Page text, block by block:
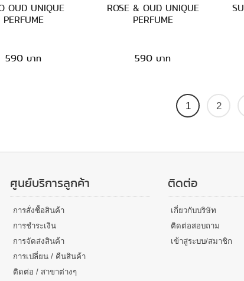
OUD UNIQUE
PERFUME
590
ROSE & OUD UNIQUE
PERFUME
590
1 2
ศูนย์บริการลูกค้า
การสั่งซื้อสินค้า
การชำระเงิน
การจัดส่งสินค้า
การเปลี่ยน / คืนสินค้า
ติดต่อ / สาขาต่างๆ
ติดต่อ
เกี่ยวกับบริษัท
ติดต่อสอบถาม
เข้าสู่ระบบ/สมาชิก